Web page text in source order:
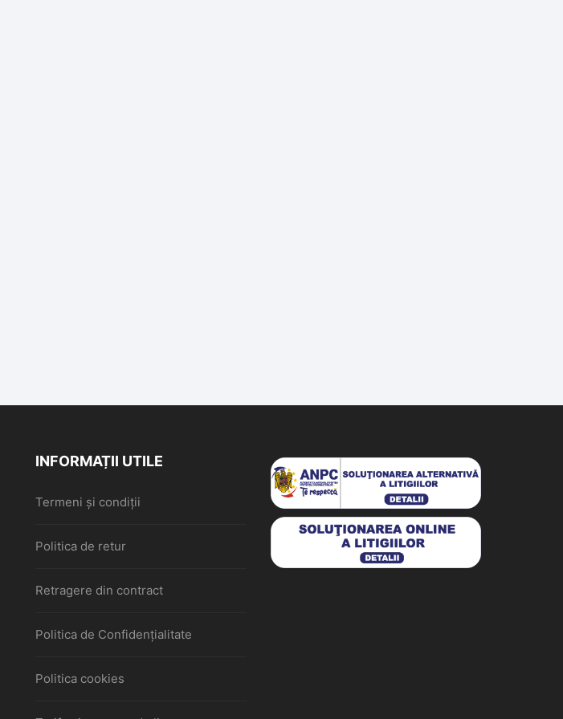
INFORMAȚII UTILE
Termeni și condiții
Politica de retur
Retragere din contract
Politica de Confidențialitate
Politica cookies